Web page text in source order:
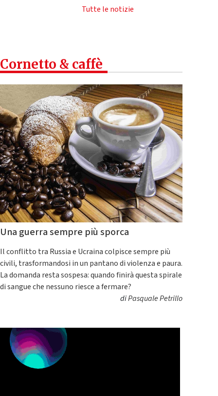
Tutte le notizie
Cornetto & caffè
Una guerra sempre più sporca
Il conflitto tra Russia e Ucraina colpisce sempre più
civili, trasformandosi in un pantano di violenza e paura.
La domanda resta sospesa: quando finirà questa spirale
di sangue che nessuno riesce a fermare?
diPasquale Petrillo